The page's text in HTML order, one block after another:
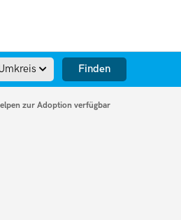
Finden
zur Adoption verfügbar